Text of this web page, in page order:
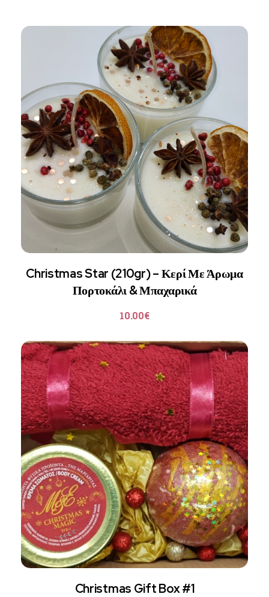
Christmas Star (210gr) – Κερί Με Άρωμα
Πορτοκάλι & Μπαχαρικά
10.00€
Christmas Gift Box #1